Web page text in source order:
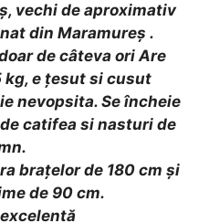
vechi de aproximativ
din Maramureș .
de câteva ori Are
kg, e țesut si cusut
nevopsita. Se încheie
catifea si nasturi de
brațelor de 180 cm și
de 90 cm.